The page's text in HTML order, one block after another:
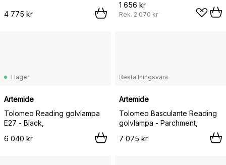
4 775 kr
1 656 kr
Rek. 2 070 kr
I lager
Artemide
Tolomeo Reading golvlampa
E27 - Black,
6 040 kr
Beställningsvara
Artemide
Tolomeo Basculante Reading
golvlampa - Parchment,
7 075 kr